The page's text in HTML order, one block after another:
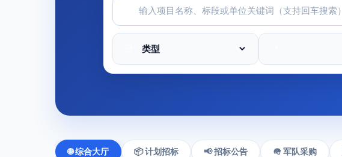
🌐 综合大厅 📦 计划招标 📢 招标公告 🪖 军队采购